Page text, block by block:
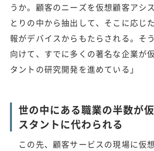
うか。顧客のニーズを仮想顧客アシ
とりの中から抽出して、そこに応じ
報がデバイスからもたらされる。そ
向けて、すでに多くの著名な企業が
タントの研究開発を進めている」
世の中にある職業の半数が
スタントに代わられる
この先、顧客サービスの現場に仮